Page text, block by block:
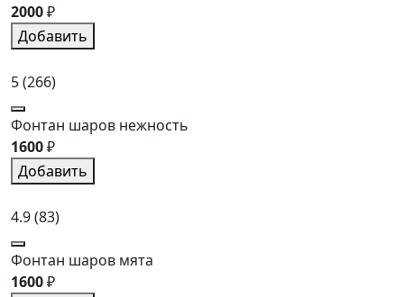
2000₽
Добавить
5(266)
Фонтан шаров нежность
1600₽
Добавить
4.9(83)
Фонтан шаров мята
1600₽